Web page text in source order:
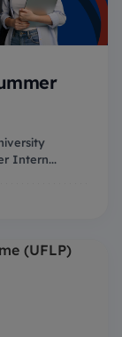
Intern...